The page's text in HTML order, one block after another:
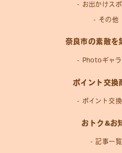
お出かけスポ
その他
奈良市の素敵を
Photoギャ
ポイント交換
ポイント交
おトク&お
記事一覧